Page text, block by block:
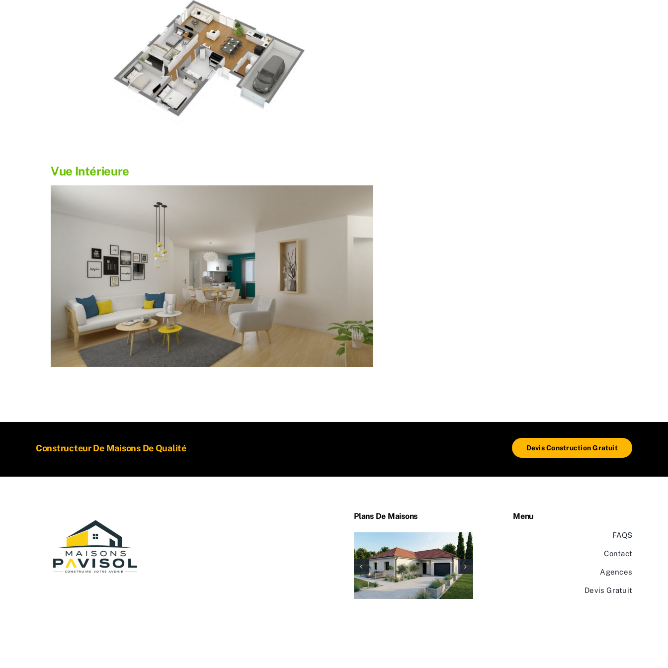
Vue Intérieure
Constructeur De Maisons De Qualité Devis Construction Gratuit
Plans De Maisons Menu
FAQS
Contact
Agences
Devis Gratuit